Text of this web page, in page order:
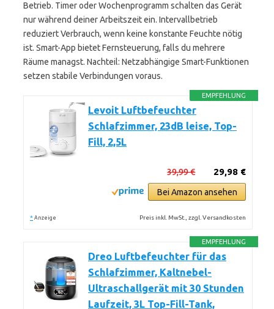
Betrieb. Timer oder Wochenprogramm schalten das Gerät
nur während deiner Arbeitszeit ein. Intervallbetrieb
reduziert Verbrauch, wenn keine konstante Feuchte nötig
ist. Smart-App bietet Fernsteuerung, falls du mehrere
Räume managst. Nachteil: Netzabhängige Smart-Funktionen
setzen stabile Verbindungen voraus.
EMPFEHLUNG
Levoit Luftbefeuchter
Schlafzimmer, 23dB leise, Top-
Fill, 2,5L
29,98 €
39,99 €
Bei Amazon ansehen
* Anzeige Preis inkl. MwSt., zzgl. Versandkosten
EMPFEHLUNG
Dreo Luftbefeuchter für das
Schlafzimmer, Kaltnebel-
Ultraschallgerät mit 30 Stunden
Laufzeit, 3L Top-Fill-Tank,